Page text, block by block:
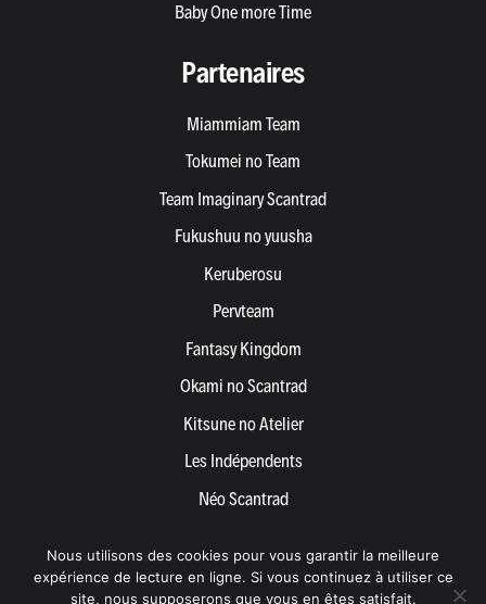
Baby One more Time
Partenaires
Miammiam Team
Tokumei no Team
Team Imaginary Scantrad
Fukushuu no yuusha
Keruberosu
Pervteam
Fantasy Kingdom
Okami no Scantrad
Kitsune no Atelier
Les Indépendents
Néo Scantrad
Devenir partenaire
Nous utilisons des cookies pour vous garantir la meilleure
expérience de lecture en ligne. Si vous continuez à utiliser ce
site, nous supposerons que vous en êtes satisfait.